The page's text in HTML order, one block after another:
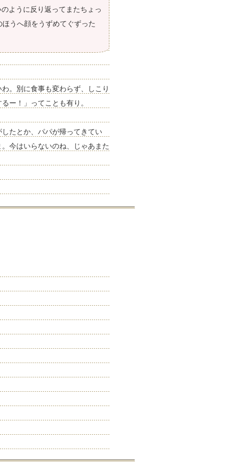
ように反り返ってまたちょっ
うへ顔をうずめてぐずった
。別に食事も変わらず、しこり
ー！」ってことも有り。
たとか、パパが帰ってきてい
今はいらないのね、じゃあまた